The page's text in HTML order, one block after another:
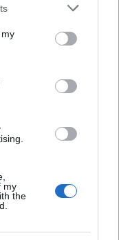
or more Google
You may click to
third-party tags to
in below Google
my
the
az európai
ugyanis
...